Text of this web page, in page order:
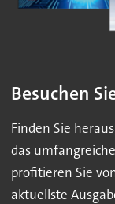
Besuchen
Finden Sie
das
profitieren Sie
aktuellste